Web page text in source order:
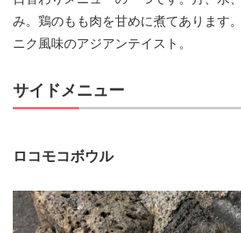
み。鶏のもも肉を甘めに煮てあります
ニク風味のアジアンテイスト。
サイドメニュー
ロコモコボウル